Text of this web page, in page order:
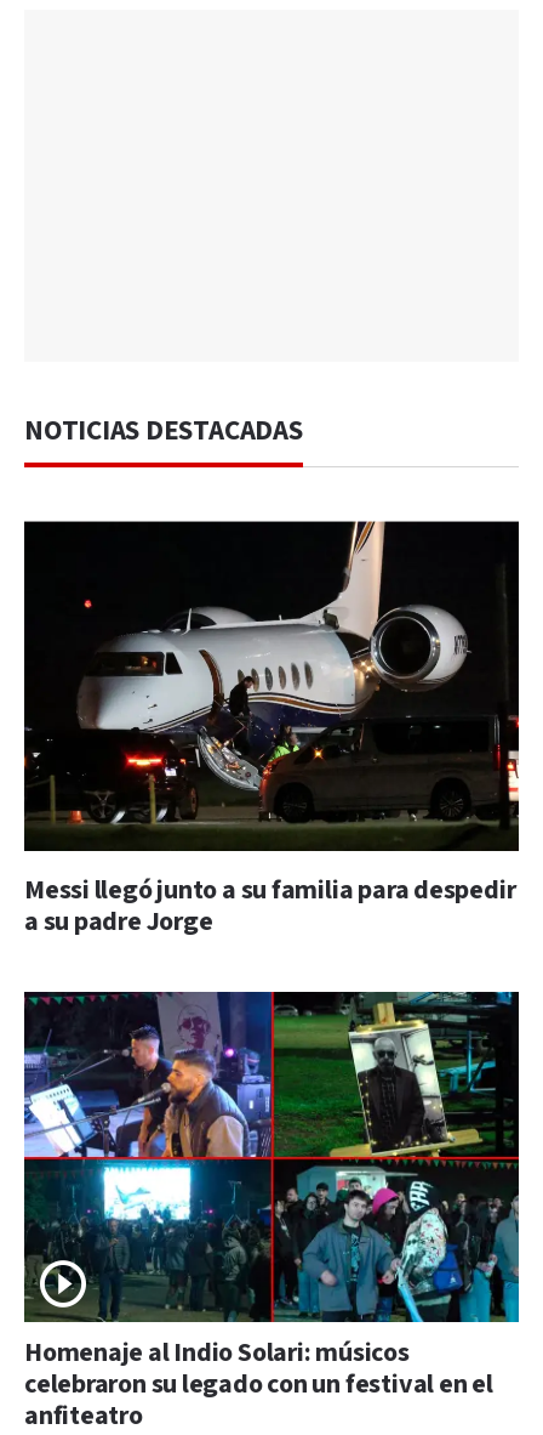
NOTICIAS DESTACADAS
Messi llegó junto a su familia para despedir
a su padre Jorge
Homenaje al Indio Solari: músicos
celebraron su legado con un festival en el
anfiteatro